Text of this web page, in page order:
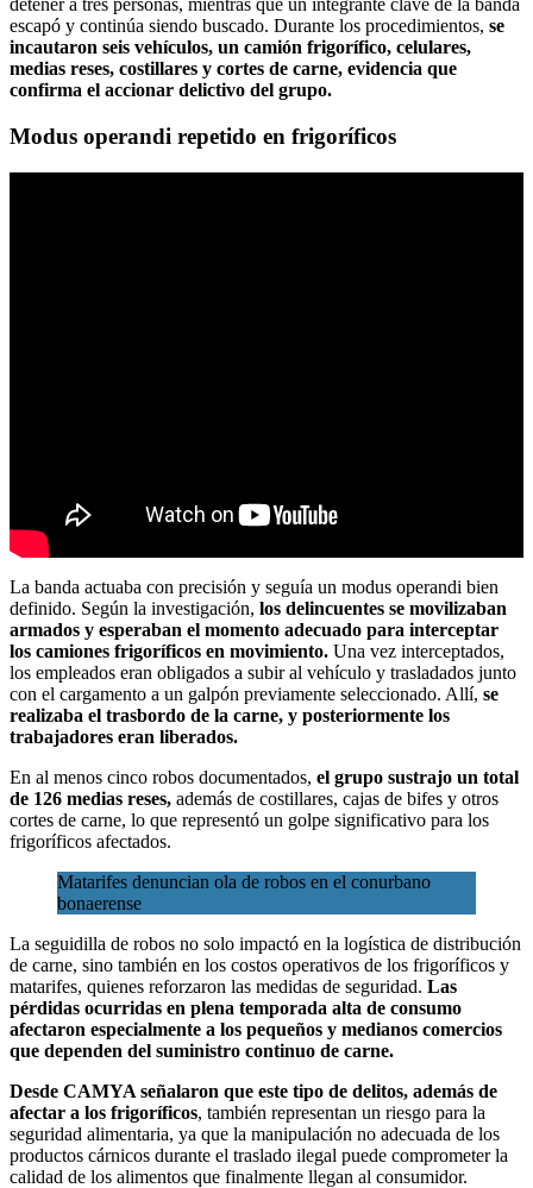
detener a tres personas, mientras que un integrante clave de la banda
escapó y continúa siendo buscado. Durante los procedimientos, se
incautaron seis vehículos, un camión frigorífico, celulares,
medias reses, costillares y cortes de carne, evidencia que
confirma el accionar delictivo del grupo.
Modus operandi repetido en frigoríficos
La banda actuaba con precisión y seguía un modus operandi bien
definido. Según la investigación, los delincuentes se movilizaban
armados y esperaban el momento adecuado para interceptar
los camiones frigoríficos en movimiento. Una vez interceptados,
los empleados eran obligados a subir al vehículo y trasladados junto
con el cargamento a un galpón previamente seleccionado. Allí, se
realizaba el trasbordo de la carne, y posteriormente los
trabajadores eran liberados.
En al menos cinco robos documentados, el grupo sustrajo un total
de 126 medias reses, además de costillares, cajas de bifes y otros
cortes de carne, lo que representó un golpe significativo para los
frigoríficos afectados.
Matarifes denuncian ola de robos en el conurbano
bonaerense
La seguidilla de robos no solo impactó en la logística de distribución
de carne, sino también en los costos operativos de los frigoríficos y
matarifes, quienes reforzaron las medidas de seguridad. Las
pérdidas ocurridas en plena temporada alta de consumo
afectaron especialmente a los pequeños y medianos comercios
que dependen del suministro continuo de carne.
Desde CAMYA señalaron que este tipo de delitos, además de
afectar a los frigoríficos, también representan un riesgo para la
seguridad alimentaria, ya que la manipulación no adecuada de los
productos cárnicos durante el traslado ilegal puede comprometer la
calidad de los alimentos que finalmente llegan al consumidor.